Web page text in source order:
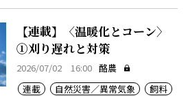
【連載】〈温暖化とコーン〉
①刈り遅れと対策
2026/07/02 16:00 酪農
連載
自然災害／異常気象 飼料